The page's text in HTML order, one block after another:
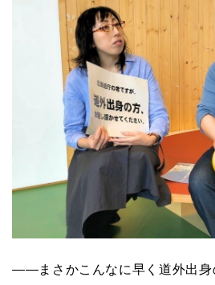
――まさかこんなに早く道外出身